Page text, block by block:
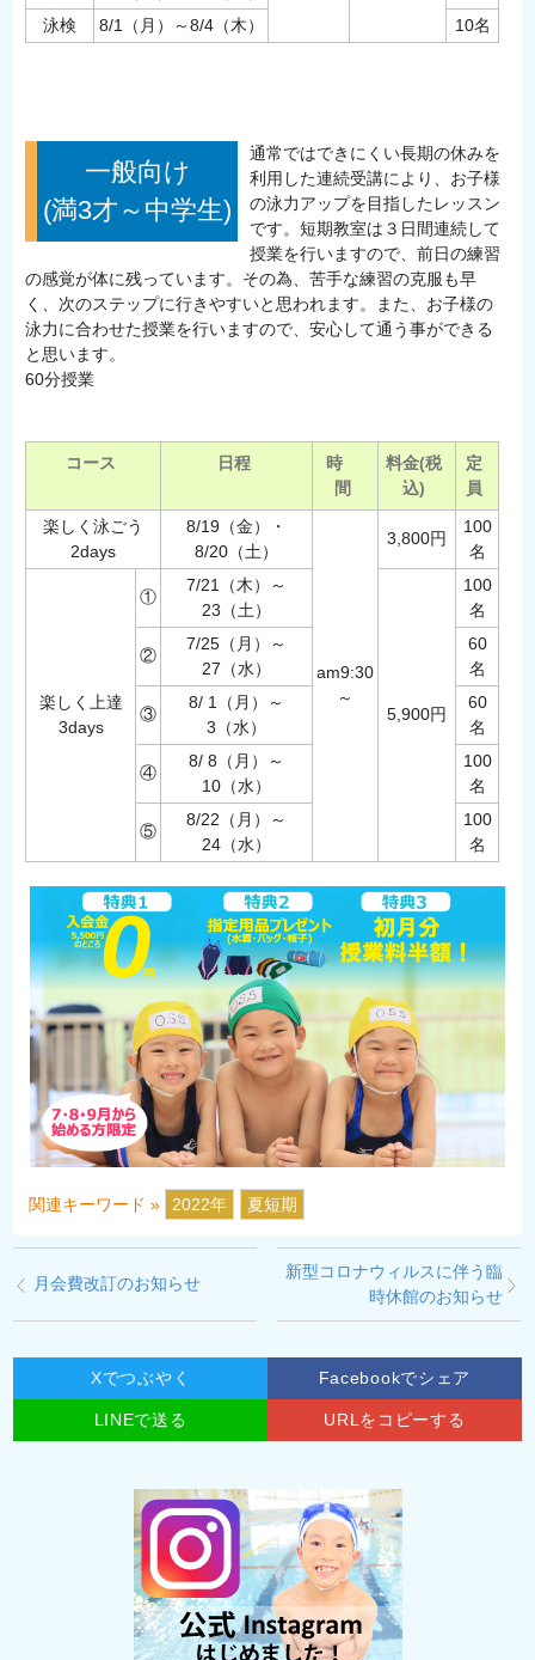
泳検
8/1（月）～8/4（木） 10名
一般向け
(満3才～中学生)
通常ではできにくい長期の休みを
利用した連続受講により、お子様
の泳力アップを目指したレッスン
です。短期教室は３日間連続して
授業を行いますので、前日の練習
の感覚が体に残っています。その為、苦手な練習の克服も早
く、次のステップに行きやすいと思われます。また、お子様の
泳力に合わせた授業を行いますので、安心して通う事ができる
と思います。
60分授業
コース 日程
時
間
料金(税
込)
定
員
楽しく泳ごう
2days
8/19（金）・
8/20（土）
am9:30
～
3,800円
100
名
楽しく上達
3days
①
7/21（木）～
23（土）
5,900円
100
名
②
7/25（月）～
27（水）
60
名
③
8/ 1（月）～
3（水）
60
名
④
8/ 8（月）～
10（水）
100
名
⑤
8/22（月）～
24（水）
100
名
関連キーワード » 2022年 夏短期
月会費改訂のお知らせ
新型コロナウィルスに伴う臨
時休館のお知らせ
Xでつぶやく Facebookでシェア
LINEで送る URLをコピーする